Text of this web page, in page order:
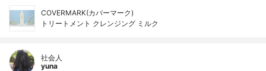
COVERMARK(カバーマーク)
トリートメント クレンジング ミルク
社会人
yuna